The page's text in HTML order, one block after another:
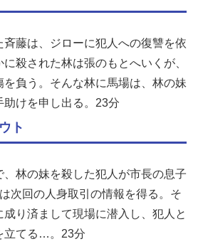
藤は、ジローに犯人への復讐を依
殺された林は張のもとへいくが、
負う。そんな林に馬場は、林の妹
助けを申し出る。23分
ト
林の妹を殺した犯人が市長の息子
次回の人身取引の情報を得る。そ
成り済まして現場に潜入し、犯人と
立てる…。23分